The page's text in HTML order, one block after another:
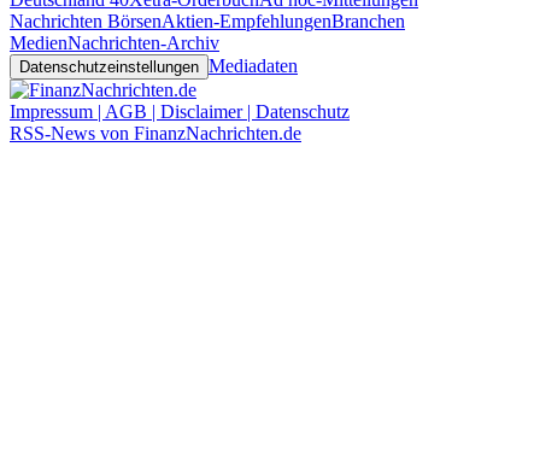
Nachrichten BörsenAktien-EmpfehlungenBranchen
MedienNachrichten-Archiv
Datenschutzeinstellungen Mediadaten
Impressum | AGB | Disclaimer | Datenschutz
RSS-News von FinanzNachrichten.de